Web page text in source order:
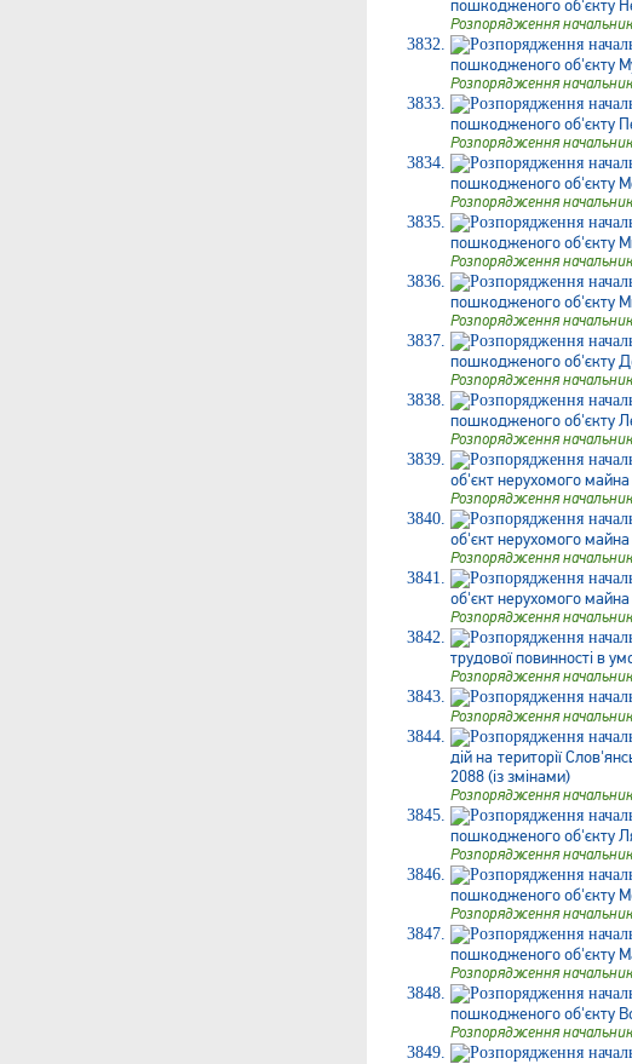
пошкодженого об'єкту
Розпорядження
пошкодженого об'єкту
Розпорядження
пошкодженого об'єкту
Розпорядження
пошкодженого об'єкту
Розпорядження
пошкодженого об'єкту
Розпорядження
пошкодженого об'єкту
Розпорядження
пошкодженого об'єкту
Розпорядження
пошкодженого об'єкту
Розпорядження
об'єкт нерухомого майна
Розпорядження
об'єкт нерухомого майна
Розпорядження
об'єкт нерухомого
Розпорядження
трудової повинності в
Розпорядження
Розпорядження
дій на території
2088 (із змінами)
Розпорядження
пошкодженого об'єкту
Розпорядження
пошкодженого об'єкту
Розпорядження
пошкодженого об'єкту
Розпорядження
пошкодженого об'єкту
Розпорядження